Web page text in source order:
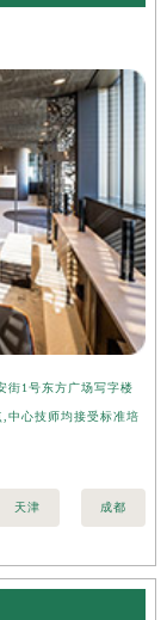
街1号东方广场写字楼
中心技师均接受标准培
天津 成都